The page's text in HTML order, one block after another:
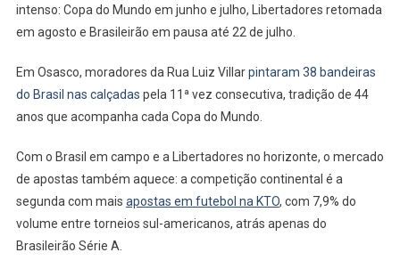
intenso: Copa do Mundo em junho e julho, Libertadores retomada
em agosto e Brasileirão em pausa até 22 de julho.
Em Osasco, moradores da Rua Luiz Villarpintaram 38 bandeiras
do Brasil nas calçadas pela 11ª vez consecutiva, tradição de 44
anos que acompanha cada Copa do Mundo.
Com o Brasil em campo e a Libertadores no horizonte, o mercado
de apostas também aquece: a competição continental é a
segunda com mais apostas em futebol na KTO, com 7,9% do
volume entre torneios sul-americanos, atrás apenas do
Brasileirão Série A.